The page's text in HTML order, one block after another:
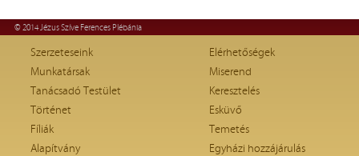
© 2014 Jézus Szíve Ferences Plébánia
Szerzeteseink
Munkatársak
Tanácsadó Testület
Történet
Fíliák
Alapítvány
Elérhetőségek
Miserend
Keresztelés
Esküvő
Temetés
Egyházi hozzájárulás